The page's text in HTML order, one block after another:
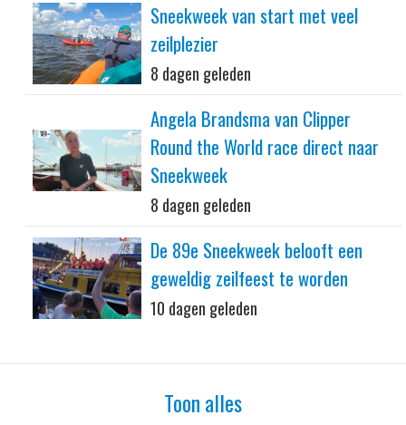
Sneekweek van start met veel
zeilplezier
8 dagen geleden
Angela Brandsma van Clipper
Round the World race direct naar
Sneekweek
8 dagen geleden
De 89e Sneekweek belooft een
geweldig zeilfeest te worden
10 dagen geleden
Toon alles